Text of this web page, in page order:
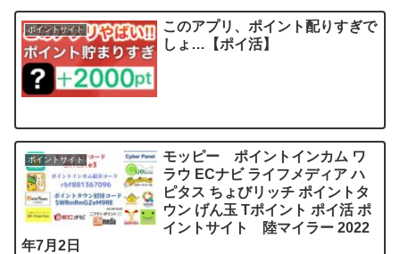
ポイントサイト
このアプリ、ポイント配りすぎで
しょ…【ポイ活】
ポイントサイト
モッピー ポイントインカム ワ
ラウ ECナビ ライフメディア ハ
ピタス ちょびリッチ ポイントタ
ウン げん玉 Tポイント ポイ活 ポ
イントサイト 陸マイラー 2022
年7月2日